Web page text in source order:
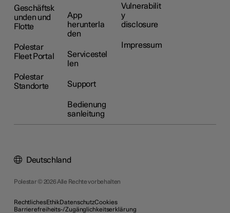
Geschäftsk
unden und
Flotte
Polestar
Fleet Portal
Polestar
Standorte
App
herunterla
den
Servicestel
len
Support
Bedienung
sanleitung
Vulnerabilit
y
disclosure
Impressum
Polestar © 2026 Alle Rechte vorbehalten
RechtlichesEthikDatenschutzCookies
Barrierefreiheits-/Zugänglichkeitserklärung
Deutschland